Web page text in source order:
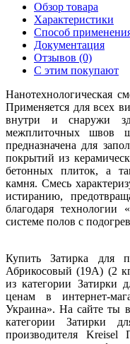
Обзор товара
Характеристики
Способ
Документация
Отзывов (0)
С этим покупают
Нанотехнологическая
Применяется для всех
внутри и снаружи
межплиточных
предназначена для
покрытий из
бетонных плиток, а
камня. Смесь
истиранию,
благодаря
системе полов с
Купить Затирка для
Абрикосовый (19А) (2
из категории
ценам в интернет-
Украина». На сайте ты
категории Затирки
производителя